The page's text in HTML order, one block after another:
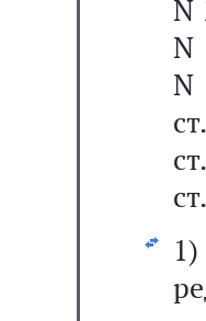
N
N
N
1)